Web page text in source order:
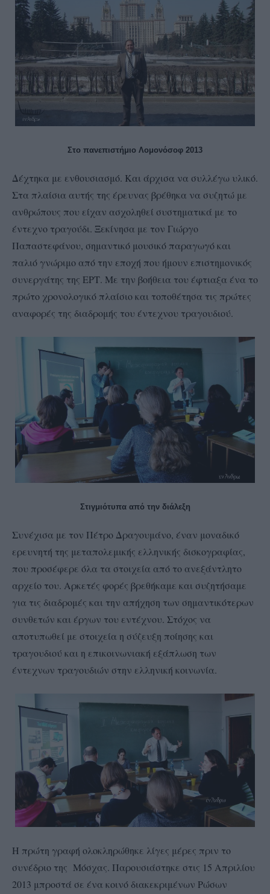
Στο πανεπιστήμιο Λομονόσοφ 2013
Δέχτηκα με ενθουσιασμό. Και άρχισα να συλλέγω υλικό.
Στα πλαίσια αυτής της έρευνας βρέθηκα να συζητώ με
ανθρώπους που είχαν ασχοληθεί συστηματικά με το
έντεχνο τραγούδι. Ξεκίνησα με τον Γιώργο
Παπαστεφάνου, σημαντικό μουσικό παραγωγό και
παλιό γνώριμο από την εποχή που ήμουν επιστημονικός
συνεργάτης της ΕΡΤ. Με την βοήθεια του έφτιαξα ένα το
πρώτο χρονολογικό πλαίσιο και τοποθέτησα τις πρώτες
αναφορές της διαδρομής του έντεχνου τραγουδιού.
Στιγμιότυπα από την διάλεξη
Συνέχισα με τον Πέτρο Δραγουμάνο, έναν μοναδικό
ερευνητή της μεταπολεμικής ελληνικής δισκογραφίας,
που προσέφερε όλα τα στοιχεία από το ανεξάντλητο
αρχείο του. Αρκετές φορές βρεθήκαμε και συζητήσαμε
για τις διαδρομές και την απήχηση των σημαντικότερων
συνθετών και έργων του εντέχνου. Στόχος να
αποτυπωθεί με στοιχεία η σύζευξη ποίησης και
τραγουδιού και η επικοινωνιακή εξάπλωση των
έντεχνων τραγουδιών στην ελληνική κοινωνία.
Η πρώτη γραφή ολοκληρώθηκε λίγες μέρες πριν το
συνέδριο της Μόσχας. Παρουσιάστηκε στις 15 Απριλίου
2013 μπροστά σε ένα κοινό διακεκριμένων Ρώσων